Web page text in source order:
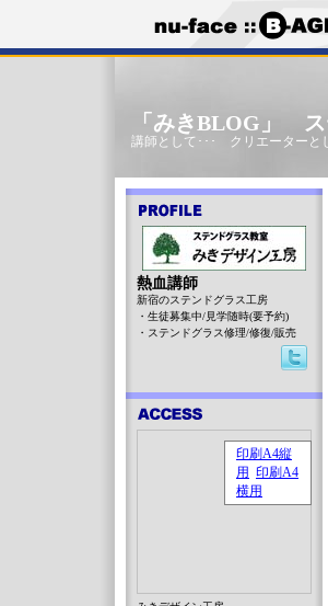
「みきBLOG」
講師として･･･ クリエーターと
熱血講師
新宿のステンドグラス工房
・生徒募集中/見学随時(要予約)
・ステンドグラス修理/修復/販売